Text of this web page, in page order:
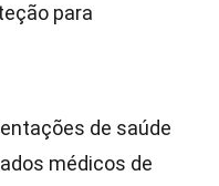
para
de saúde
médicos de